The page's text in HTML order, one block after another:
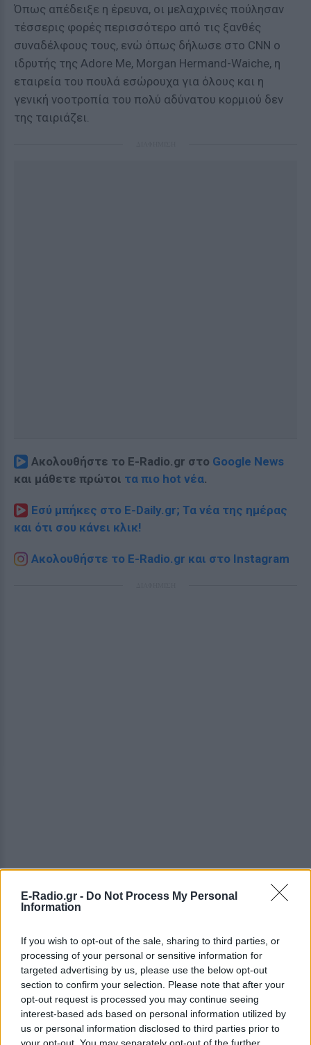
E-Radio.gr - Do Not Process My Personal
Information
If you wish to opt-out of the sale, sharing to third parties, or
processing of your personal or sensitive information for
targeted advertising by us, please use the below opt-out
section to confirm your selection. Please note that after your
opt-out request is processed you may continue seeing
interest-based ads based on personal information utilized by
us or personal information disclosed to third parties prior to
your opt-out. You may separately opt-out of the further
Όπως απέδειξε η έρευνα, οι μελαχρινές πούλησαν
τέσσερις φορές περισσότερο από τις ξανθές
συναδέλφους τους, ενώ όπως δήλωσε στο CNN ο
ιδρυτής της Adore Me, Morgan Hermand-Waiche, η
εταιρεία του πουλά εσώρουχα για όλους και η
γενική νοοτροπία του πολύ αδύνατου κορμιού δεν
της ταιριάζει.
Ακολουθήστε το E-Radio.gr στο Google News
και μάθετε πρώτοι τα πιο hot νέα.
Εσύ μπήκες στο E-Daily.gr; Τα νέα της ημέρας
και ότι σου κάνει κλικ!
Ακολουθήστε το E-Radio.gr και στο Instagram
ΣΤΗΝ ΙΔΙΑ ΚΑΤΗΓΟΡΙΑ
Γιατί τα κομπλιμέντα σε
φέρνουν σε δύσκολη θέση (και
τι λέει η ψυχολογία)
ΠΡΙΝ ΛΊΓΟ